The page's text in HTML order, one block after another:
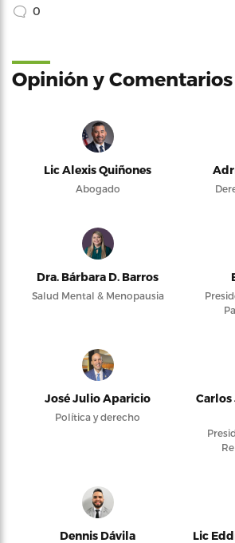
0
Opinión y Comentarios
Lic Alexis Quiñones
Abogado
Dra. Bárbara D. Barros
Salud Mental & Menopausia
José Julio Aparicio
Política y derecho
Carlos
Dennis Dávila Lic